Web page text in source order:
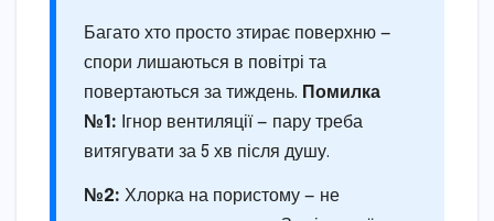
Багато хто просто зтирає поверхню —
спори лишаються в повітрі та
повертаються за тиждень. Помилка
№1: Ігнор вентиляції — пару треба
витягувати за 5 хв після душу.
№2: Хлорка на пористому — не